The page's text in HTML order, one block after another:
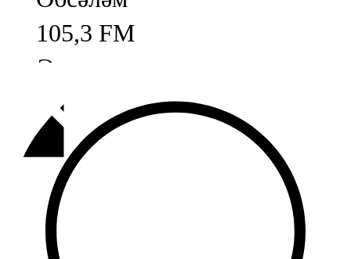
105,3 FM
Әлмәт
92,9 FM
Базарлы матак
107,1 FM
Балык бистәсе
104,9 FM